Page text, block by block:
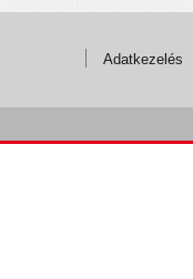
Adatkezelés